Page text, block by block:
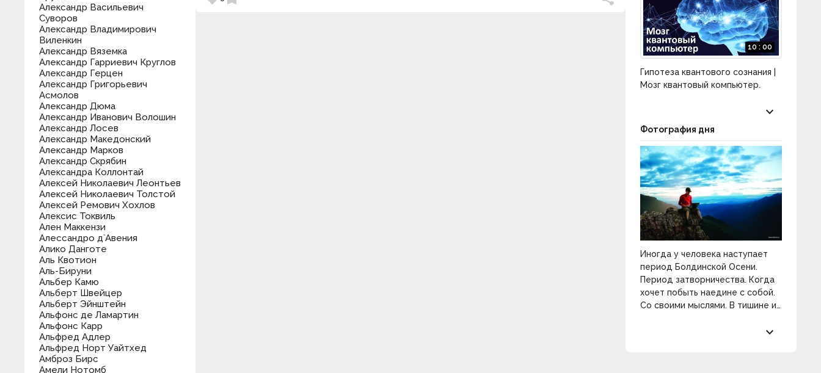
Александр Васильевич
Суворов
Александр Владимирович
Виленкин
Александр Вяземка
Александр Гарриевич Круглов
Александр Герцен
Александр Григорьевич
Асмолов
Александр Дюма
Александр Иванович Волошин
Александр Лосев
Александр Македонский
Александр Марков
Александр Скрябин
Александра Коллонтай
Алексей Николаевич Леонтьев
Алексей Николаевич Толстой
Алексей Ремович Хохлов
Алексис Токвиль
Ален Маккензи
Алессандро д`Авения
Алико Данготе
Аль Квотион
Аль-Бируни
Альбер Камю
Альберт Швейцер
Альберт Эйнштейн
Альфонс де Ламартин
Альфонс Карр
Альфред Адлер
Альфред Норт Уайтхед
Амброз Бирс
Амели Нотомб
10 : 00
Гипотеза квантового сознания |
Мозг квантовый компьютер.
keyboard_arrow_down
Фотография дня
Иногда у человека наступает
период Болдинской Осени.
Период затворничества. Когда
хочет побыть наедине с собой.
Со своими мыслями. В тишине и
keyboard_arrow_down